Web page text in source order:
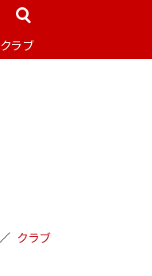
クラブ
クラブ